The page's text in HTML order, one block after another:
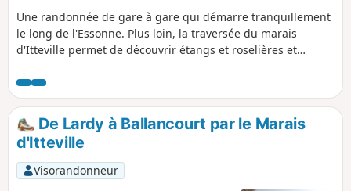
Une randonnée de gare à gare qui démarre tranquillement
le long de l'Essonne. Plus loin, la traversée du marais
d'Itteville permet de découvrir étangs et roselières et
Après avoir croisé un imposant menhir, on gravit la Butte
d'Itteville. On accède ensuite au chaos de rochers du
Sanglier. La randonnée s'achève par une déambulation
dans les ruelles de La Ferté-Alais.
De Lardy à Ballancourt par le Marais
d'Itteville
Visorandonneur